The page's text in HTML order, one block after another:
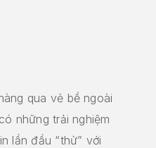
qua vẻ bề ngoài
những trải nghiệm
lần đầu “thử” với